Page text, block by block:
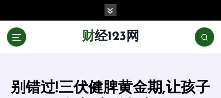
财经123网
别错过!三伏健脾黄金期,让孩子